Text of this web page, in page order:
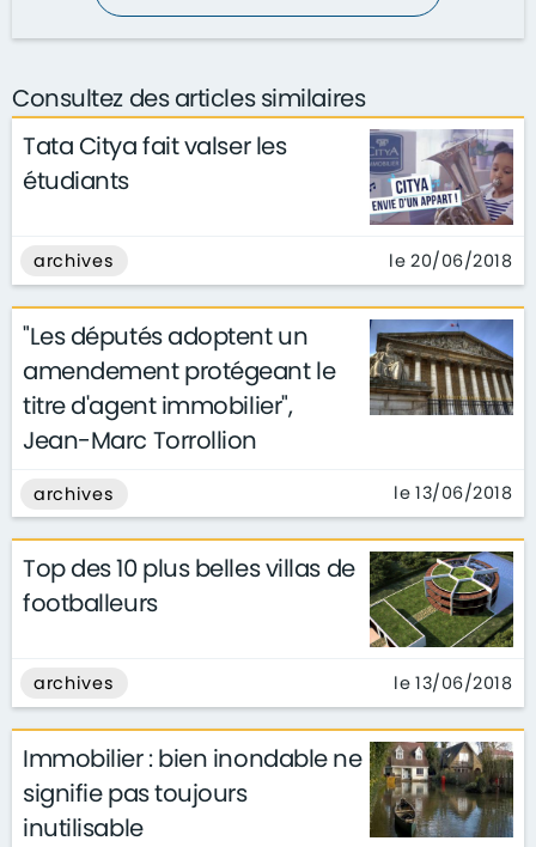
Consultez des articles similaires
Tata Citya fait valser les
étudiants
archives le 20/06/2018
"Les députés adoptent un
amendement protégeant le
titre d'agent immobilier",
Jean-Marc Torrollion
archives le 13/06/2018
Top des 10 plus belles villas de
footballeurs
archives le 13/06/2018
Immobilier : bien inondable ne
signifie pas toujours
inutilisable